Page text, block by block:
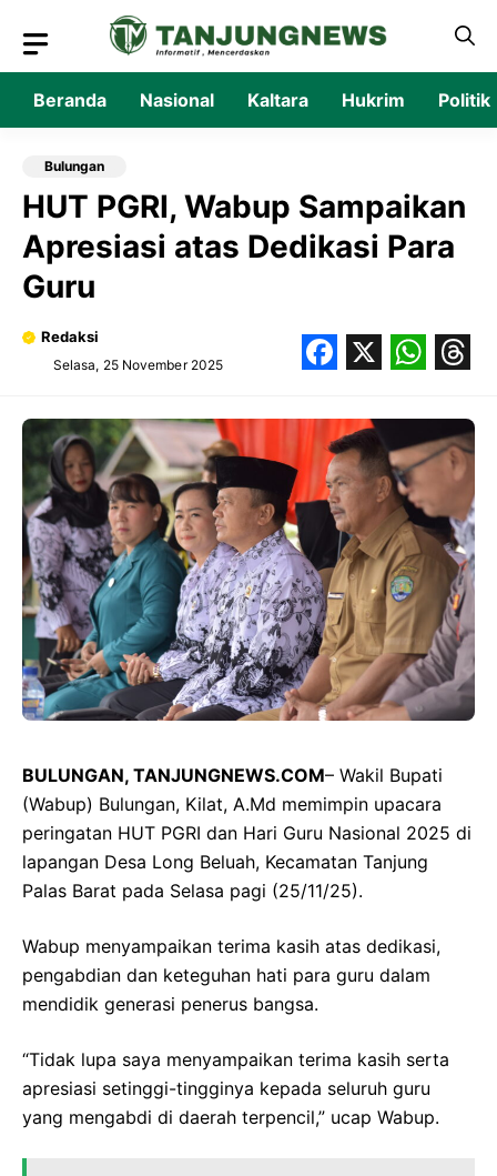
isi
Beranda Nasional Kaltara Hukrim Politik
Bulungan
HUT PGRI, Wabup Sampaikan
Apresiasi atas Dedikasi Para
Guru
Redaksi
Selasa, 25 November 2025
BULUNGAN, TANJUNGNEWS.COM– Wakil Bupati
(Wabup) Bulungan, Kilat, A.Md memimpin upacara
peringatan HUT PGRI dan Hari Guru Nasional 2025 di
lapangan Desa Long Beluah, Kecamatan Tanjung
Palas Barat pada Selasa pagi (25/11/25).
Wabup menyampaikan terima kasih atas dedikasi,
pengabdian dan keteguhan hati para guru dalam
mendidik generasi penerus bangsa.
“Tidak lupa saya menyampaikan terima kasih serta
apresiasi setinggi-tingginya kepada seluruh guru
yang mengabdi di daerah terpencil,” ucap Wabup.